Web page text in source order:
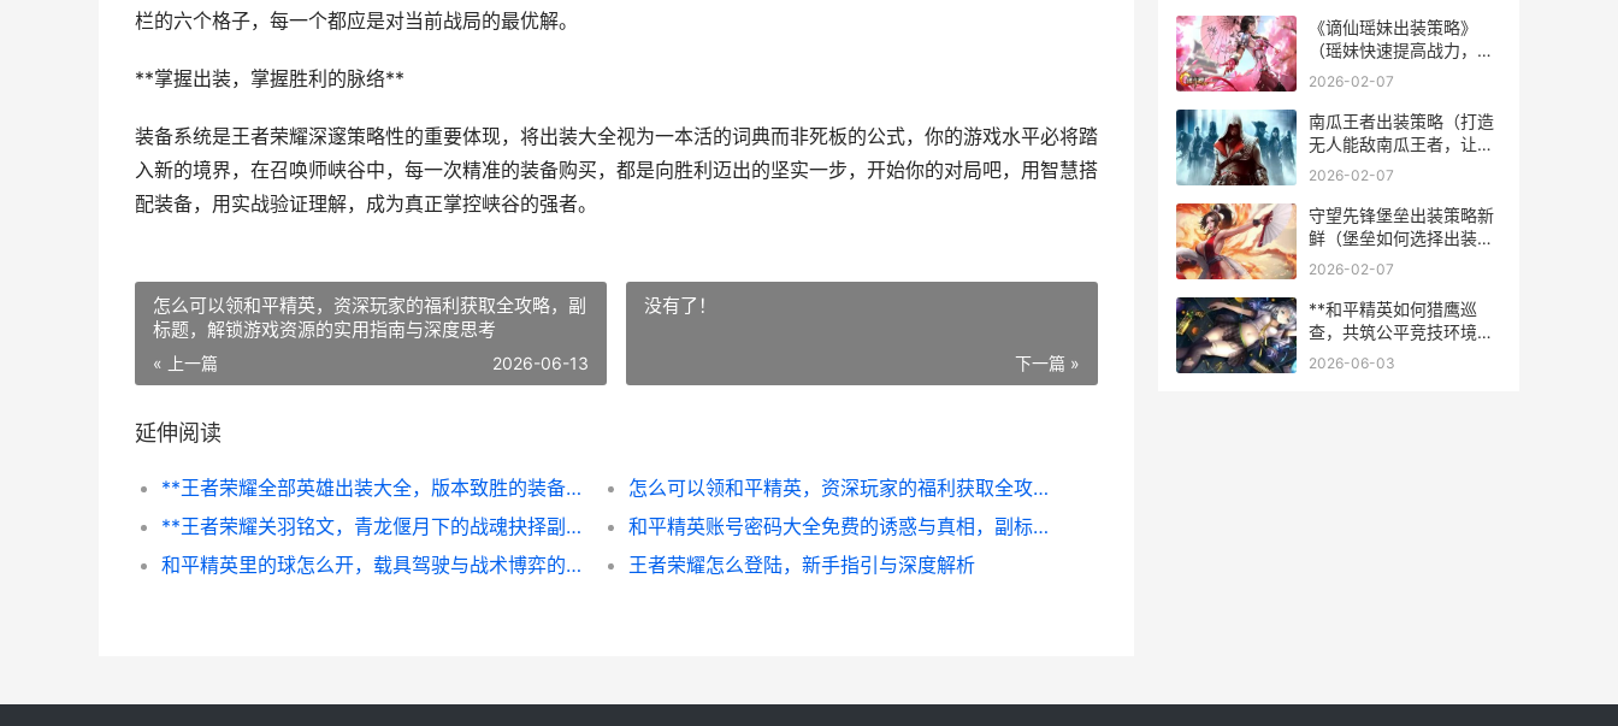
栏的六个格子，每一个都应是对当前战局的最优解。
**掌握出装，掌握胜利的脉络**
装备系统是王者荣耀深邃策略性的重要体现，将出装大全视为一本活的词典而非死板的公式，你的游戏水平必将踏
入新的境界，在召唤师峡谷中，每一次精准的装备购买，都是向胜利迈出的坚实一步，开始你的对局吧，用智慧搭
配装备，用实战验证理解，成为真正掌控峡谷的强者。
怎么可以领和平精英，资深玩家的福利获取全攻略，副
标题，解锁游戏资源的实用指南与深度思考
« 上一篇 2026-06-13
没有了！
下一篇 »
延伸阅读
**王者荣耀全部英雄出装大全，版本致胜的装备哲学**
怎么可以领和平精英，资深玩家的福利获取全攻略，副标题，解锁游戏资源的实用指南与深度思考
**王者荣耀关羽铭文，青龙偃月下的战魂抉择副标题**
和平精英账号密码大全免费的诱惑与真相，副标题，一位资深玩家的忠告与思考
和平精英里的球怎么开，载具驾驶与战术博弈的奥秘
王者荣耀怎么登陆，新手指引与深度解析
《谪仙瑶妹出装策略》
（瑶妹快速提高战力，一
起来看看她的出装诀窍
2026-02-07
南瓜王者出装策略（打造
无人能敌南瓜王者，让你
在战场上无往不胜！） 南
2026-02-07
守望先锋堡垒出装策略新
鲜（堡垒如何选择出装？
新鲜策略为你揭晓） 守望
2026-02-07
**和平精英如何猎鹰巡
查，共筑公平竞技环境副
标题，精英玩家的守护之
2026-06-03